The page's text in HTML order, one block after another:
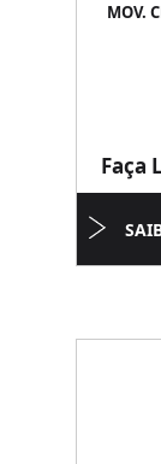
MOV.
Faça